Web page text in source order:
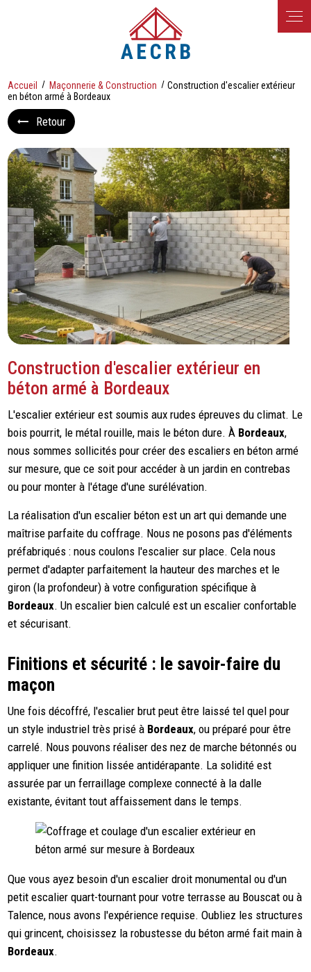
Accueil Maçonnerie & Construction
Construction d'escalier extérieur
en béton armé à Bordeaux
Retour
Construction d'escalier extérieur en
béton armé à Bordeaux
L'escalier extérieur est soumis aux rudes épreuves du climat. Le
bois pourrit, le métal rouille, mais le béton dure. À Bordeaux,
nous sommes sollicités pour créer des escaliers en béton armé
sur mesure, que ce soit pour accéder à un jardin en contrebas
ou pour monter à l'étage d'une surélévation.
La réalisation d'un escalier béton est un art qui demande une
maîtrise parfaite du coffrage. Nous ne posons pas d'éléments
préfabriqués : nous coulons l'escalier sur place. Cela nous
permet d'adapter parfaitement la hauteur des marches et le
giron (la profondeur) à votre configuration spécifique à
Bordeaux. Un escalier bien calculé est un escalier confortable
et sécurisant.
Finitions et sécurité : le savoir-faire du
maçon
Une fois décoffré, l'escalier brut peut être laissé tel quel pour
un style industriel très prisé à Bordeaux, ou préparé pour être
carrelé. Nous pouvons réaliser des nez de marche bétonnés ou
appliquer une finition lissée antidérapante. La solidité est
assurée par un ferraillage complexe connecté à la dalle
existante, évitant tout affaissement dans le temps.
Que vous ayez besoin d'un escalier droit monumental ou d'un
petit escalier quart-tournant pour votre terrasse au Bouscat ou à
Talence, nous avons l'expérience requise. Oubliez les structures
qui grincent, choisissez la robustesse du béton armé fait main à
Bordeaux.